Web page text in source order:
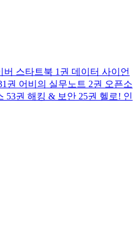
버 스타트북 1권 데이터 사이언
권 어비의 실무노트 2권 오픈소
53권 해킹 & 보안 25권 헬로! 인